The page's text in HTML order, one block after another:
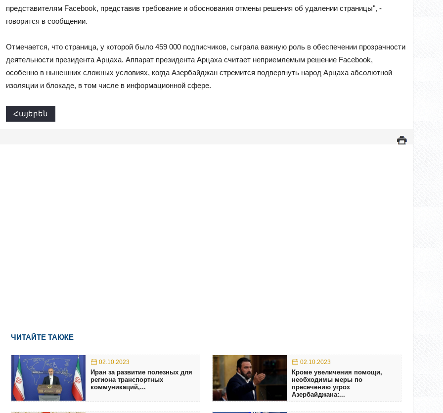
представителям Facebook, представив требование и обоснования отмены решения об удалении страницы", -
говорится в сообщении.
Отмечается, что страница, у которой было 459 000 подписчиков, сыграла важную роль в обеспечении прозрачности
деятельности президента Арцаха. Аппарат президента Арцаха считает неприемлемым решение Facebook,
особенно в нынешних сложных условиях, когда Азербайджан стремится подвергнуть народ Арцаха абсолютной
изоляции и блокаде, в том числе в информационной сфере.
Հայերեն
ЧИТАЙТЕ ТАКЖЕ
02.10.2023
Иран за развитие полезных для
региона транспортных
коммуникаций,...
02.10.2023
Кроме увеличения помощи,
необходимы меры по
пресечению угроз
Азербайджана:...